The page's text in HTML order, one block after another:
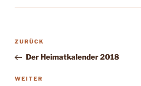
Beitragsnavigation
Vorheriger
Beitrag
ZURÜCK
Der Heimatkalender 2018
Nächster
WEITER